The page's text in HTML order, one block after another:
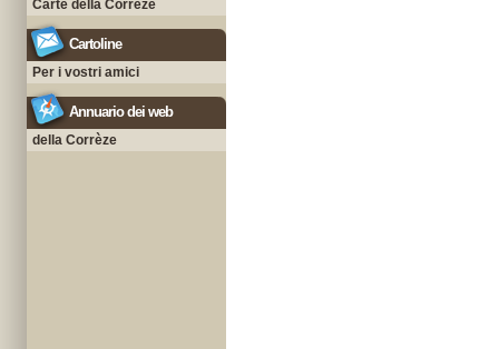
Carte della Corrèze
Cartoline
Per i vostri amici
Annuario dei web
della Corrèze